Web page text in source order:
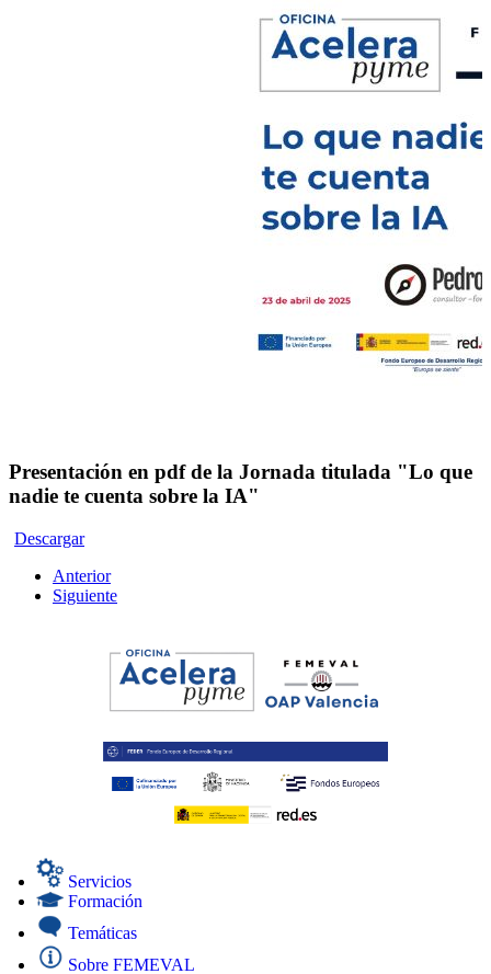
Presentación en pdf de la Jornada titulada "Lo que
nadie te cuenta sobre la IA"
Descargar
Anterior
Siguiente
Servicios
Formación
Temáticas
Sobre FEMEVAL